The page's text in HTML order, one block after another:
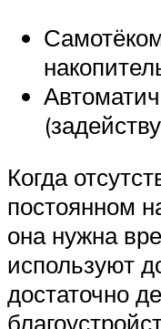
Когда
постоянном
она нужна
используют
достаточно